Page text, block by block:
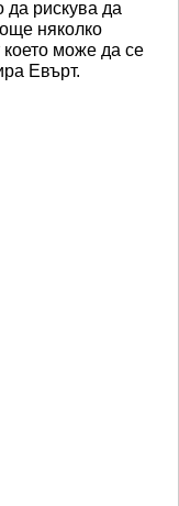
да рискува да
няколко
може да се
Евърт.